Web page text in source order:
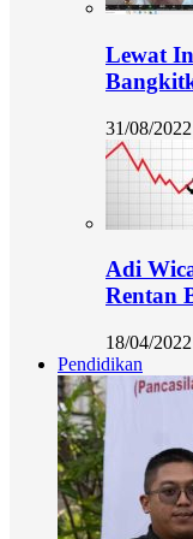
Lewat
31/08/2022
Adi
Rentan
18/04/2022
Pendidikan